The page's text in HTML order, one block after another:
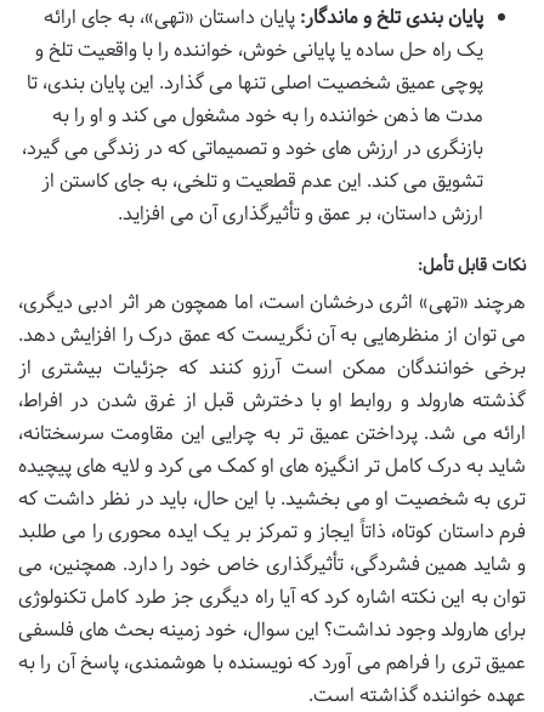
پایان بندی تلخ و ماندگار: پایان داستان «تهی»، به جای ارائه
یک راه حل ساده یا پایانی خوش، خواننده را با واقعیت تلخ و
پوچی عمیق شخصیت اصلی تنها می گذارد. این پایان بندی، تا
مدت ها ذهن خواننده را به خود مشغول می کند و او را به
بازنگری در ارزش های خود و تصمیماتی که در زندگی می گیرد،
تشویق می کند. این عدم قطعیت و تلخی، به جای کاستن از
ارزش داستان، بر عمق و تأثیرگذاری آن می افزاید.
نکات قابل تأمل:
هرچند «تهی» اثری درخشان است، اما همچون هر اثر ادبی دیگری،
می توان از منظرهایی به آن نگریست که عمق درک را افزایش دهد.
برخی خوانندگان ممکن است آرزو کنند که جزئیات بیشتری از
گذشته هارولد و روابط او با دخترش قبل از غرق شدن در افراط،
ارائه می شد. پرداختن عمیق تر به چرایی این مقاومت سرسختانه،
شاید به درک کامل تر انگیزه های او کمک می کرد و لایه های پیچیده
تری به شخصیت او می بخشید. با این حال، باید در نظر داشت که
فرم داستان کوتاه، ذاتاً ایجاز و تمرکز بر یک ایده محوری را می طلبد
و شاید همین فشردگی، تأثیرگذاری خاص خود را دارد. همچنین، می
توان به این نکته اشاره کرد که آیا راه دیگری جز طرد کامل تکنولوژی
برای هارولد وجود نداشت؟ این سوال، خود زمینه بحث های فلسفی
عمیق تری را فراهم می آورد که نویسنده با هوشمندی، پاسخ آن را به
عهده خواننده گذاشته است.